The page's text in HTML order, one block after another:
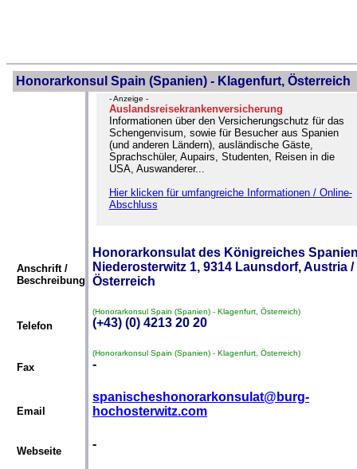
Honorarkonsul Spain (Spanien) - Klagenfurt, Österreich
- Anzeige -
Auslandsreisekrankenversicherung
Informationen über den Versicherungschutz für das
Schengenvisum, sowie für Besucher aus Spanien
(und anderen Ländern), ausländische Gäste,
Sprachschüler, Aupairs, Studenten, Reisen in die
USA, Auswanderer...
Hier klicken für umfangreiche Informationen / Online-
Abschluss
Anschrift /
Beschreibung
Honorarkonsulat des Königreiches
Niederosterwitz 1, 9314 Launsdorf, Austria /
Österreich
Telefon
(Honorarkonsul Spain (Spanien) - Klagenfurt, Österreich)
(+43) (0) 4213 20 20
Fax
(Honorarkonsul Spain (Spanien) - Klagenfurt, Österreich)
-
Email
spanischeshonorarkonsulat@burg-
hochosterwitz.com
Webseite
-